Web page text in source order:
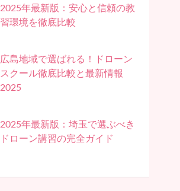
2025年最新版：安心と信頼の教
習環境を徹底比較
広島地域で選ばれる！ドローン
スクール徹底比較と最新情報
2025
2025年最新版：埼玉で選ぶべき
ドローン講習の完全ガイド